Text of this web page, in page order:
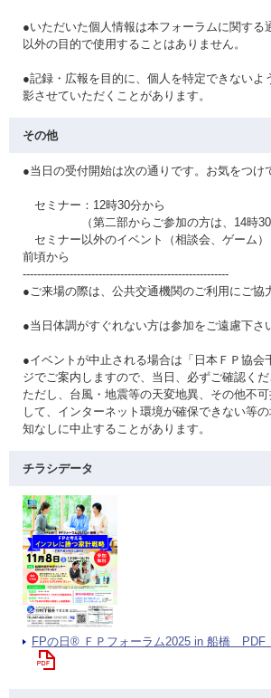
●いただいた個人情報は本フォーラムに関する
以外の目的で使用することはありません。
●記録・広報を目的に、個人を特定できないよ
影させていただくことがあります。
その他
●当日の受付開始は次の通りです。お気をつけ
セミナー：12時30分から
（第二部からご参加の方は、14時30
セミナー以外のイベント（相談会、ゲーム
前頃から
---------------------------------------------------------
●ご来場の際は、公共交通機関のご利用にご協
●当日体調がすぐれない方は参加をご遠慮下さ
●イベントが中止される場合は「日本ＦＰ協会
ジでご案内しますので、当日、必ずご確認くだ
ただし、台風・地震等の天変地異、その他不
して、インターネット環境が確保できない等
知なしに中止することがあります。
チラシデータ
FPの日® ＦＰフォーラム2025 in 船橋 PDF